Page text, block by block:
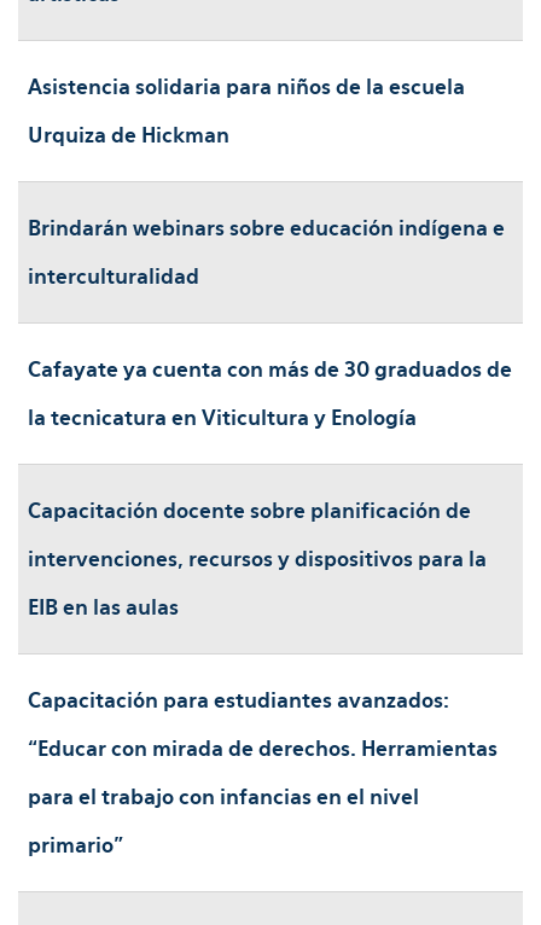
Asistencia solidaria para niños de la escuela
Urquiza de Hickman
Brindarán webinars sobre educación indígena e
interculturalidad
Cafayate ya cuenta con más de 30 graduados de
la tecnicatura en Viticultura y Enología
Capacitación docente sobre planificación de
intervenciones, recursos y dispositivos para la
EIB en las aulas
Capacitación para estudiantes avanzados:
“Educar con mirada de derechos. Herramientas
para el trabajo con infancias en el nivel
primario”